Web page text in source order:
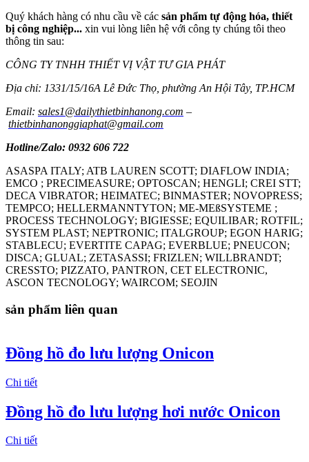
Quý khách hàng có nhu cầu về các sản phẩm tự động hóa, thiết
bị công nghiệp... xin vui lòng liên hệ với công ty chúng tôi theo
thông tin sau:
CÔNG TY TNHH THIẾT VỊ VẬT TƯ GIA PHÁT
Địa chỉ: 1331/15/16A Lê Đức Thọ, phường An Hội Tây, TP.HCM
Email: sales1@dailythietbinhanong.com –
thietbinhanonggiaphat@gmail.com
Hotline/Zalo: 0932 606 722
ASASPA ITALY; ATB LAUREN SCOTT; DIAFLOW INDIA;
EMCO ; PRECIMEASURE; OPTOSCAN; HENGLI; CREI STT;
DECA VIBRATOR; HEIMATEC; BINMASTER; NOVOPRESS;
TEMPCO; HELLERMANNTYTON; ME-MEßSYSTEME ;
PROCESS TECHNOLOGY; BIGIESSE; EQUILIBAR; ROTFIL;
SYSTEM PLAST; NEPTRONIC; ITALGROUP; EGON HARIG;
STABLECU; EVERTITE CAPAG; EVERBLUE; PNEUCON;
DISCA; GLUAL; ZETASASSI; FRIZLEN; WILLBRANDT;
CRESSTO; PIZZATO, PANTRON, CET ELECTRONIC,
ASCON TECNOLOGY; WAIRCOM; SEOJIN
sản phẩm liên quan
Đồng hồ đo lưu lượng Onicon
Chi tiết
Đồng hồ đo lưu lượng hơi nước Onicon
Chi tiết